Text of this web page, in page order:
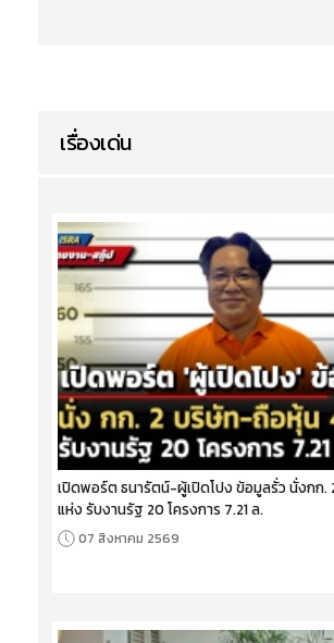
เรื่องเด่น
เปิดพอร์ต ธนารัตน์-ผู้เปิดโปง ข้อมูลรั่ว นั่งกก.
แห่ง รับงานรัฐ 20 โครงการ 7.21 ล.
07 สิงหาคม 2569